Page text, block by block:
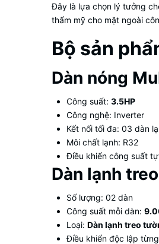
Đây là lựa chọn lý tưởng
thẩm mỹ cho mặt ngoài
Bộ sản
Dàn nóng
Công suất: 3.5HP
Công nghệ: Inverter
Kết nối tối đa: 03 dàn
Môi chất lạnh: R32
Điều khiển công suất
Dàn lạnh
Số lượng: 02 dàn
Công suất mỗi dàn:
Loại: Dàn lạnh treo
Điều khiển độc lập